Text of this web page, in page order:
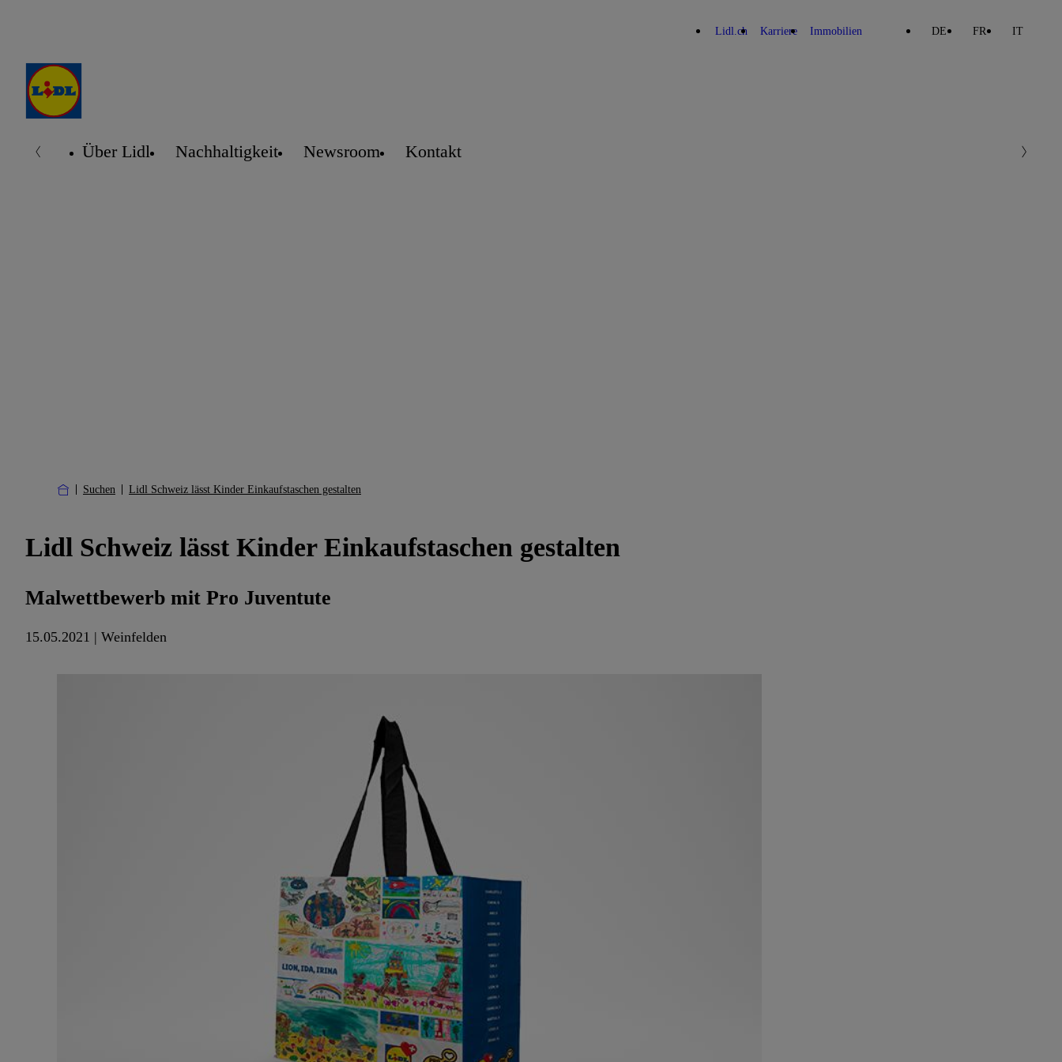
Lidl.ch Karriere Immobilien DE FR IT
Über Lidl Nachhaltigkeit Newsroom Kontakt
Suchen Lidl Schweiz lässt Kinder Einkaufstaschen gestalten
Lidl Schweiz lässt Kinder Einkaufstaschen gestalten
Malwettbewerb mit Pro Juventute
15.05.2021 | Weinfelden